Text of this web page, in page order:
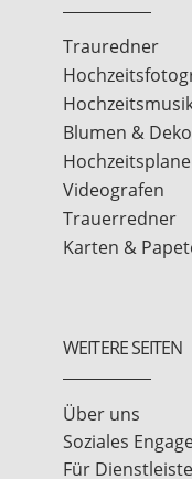
Trauredner
Blumen & Deko
Videografen
Trauerredner
Karten &
WEITERE SEITEN
Über uns
Soziales
Für